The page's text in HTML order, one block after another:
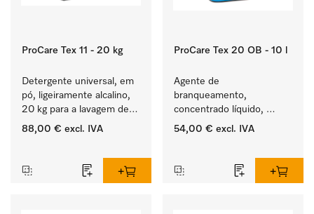
ProCare Tex 11 - 20 kg
Detergente universal, em
pó, ligeiramente alcalino,
20 kg para a lavagem de
têxteis brancos e de
88,00 € excl. IVA
ProCare Tex 20 OB - 10 l
Agente de
branqueamento,
concentrado líquido,
ácido, 10 l para a remoção
54,00 € excl. IVA